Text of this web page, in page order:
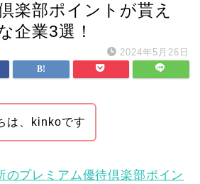
楽部ポイントが貰え
企業3選！
2024年5月26日
は、kinkoです
のプレミアム優待倶楽部ポイン